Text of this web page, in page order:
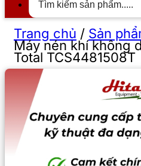
Trang chủ / Sản
Máy nén khí không
Total TCS4481508T